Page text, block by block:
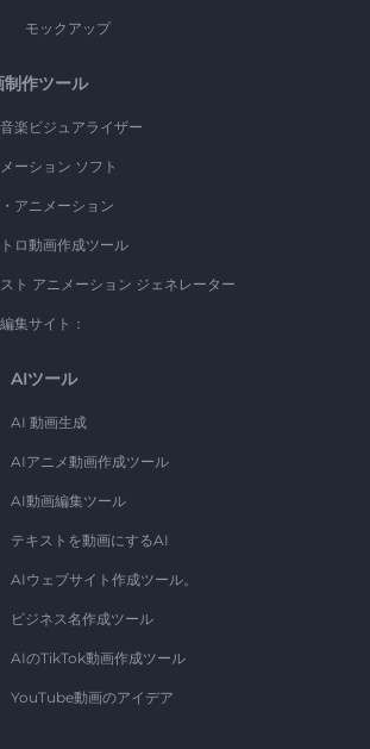
モックアップ
制作ツール
楽ビジュアライザー
ーション ソフト
アニメーション
ロ動画作成ツール
ト アニメーション ジェネレーター
集サイト：
AIツール
AI 動画生成
AIアニメ動画作成ツール
AI動画編集ツール
テキストを動画にするAI
AIウェブサイト作成ツール。
ビジネス名作成ツール
AIのTikTok動画作成ツール
YouTube動画のアイデア